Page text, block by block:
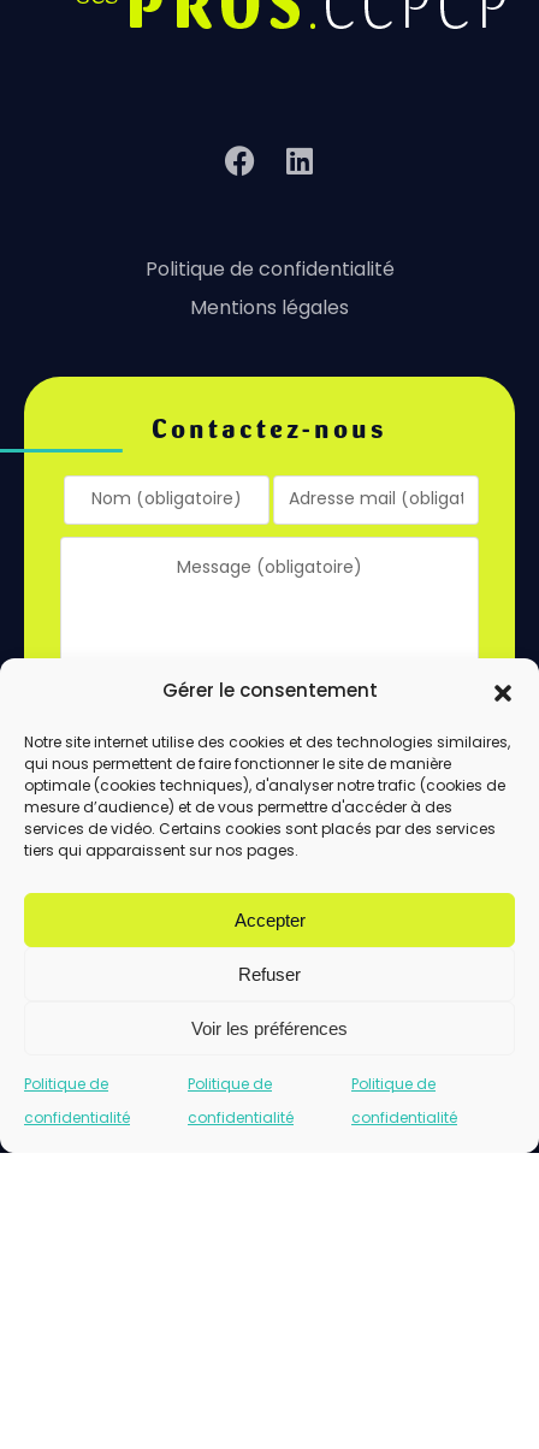
Gérer le consentement
Notre site internet utilise des cookies et des technologies similaires,
qui nous permettent de faire fonctionner le site de manière
optimale (cookies techniques), d'analyser notre trafic (cookies de
mesure d’audience) et de vous permettre d'accéder à des
services de vidéo. Certains cookies sont placés par des services
tiers qui apparaissent sur nos pages.
Accepter
Refuser
Voir les préférences
Politique de
confidentialité
Politique de
confidentialité
Politique de
confidentialité
Politique de confidentialité
Mentions légales
Contactez-nous
En utilisant ce formulaire, vous acceptez le
stockage et le traitement de vos données
par ce site.